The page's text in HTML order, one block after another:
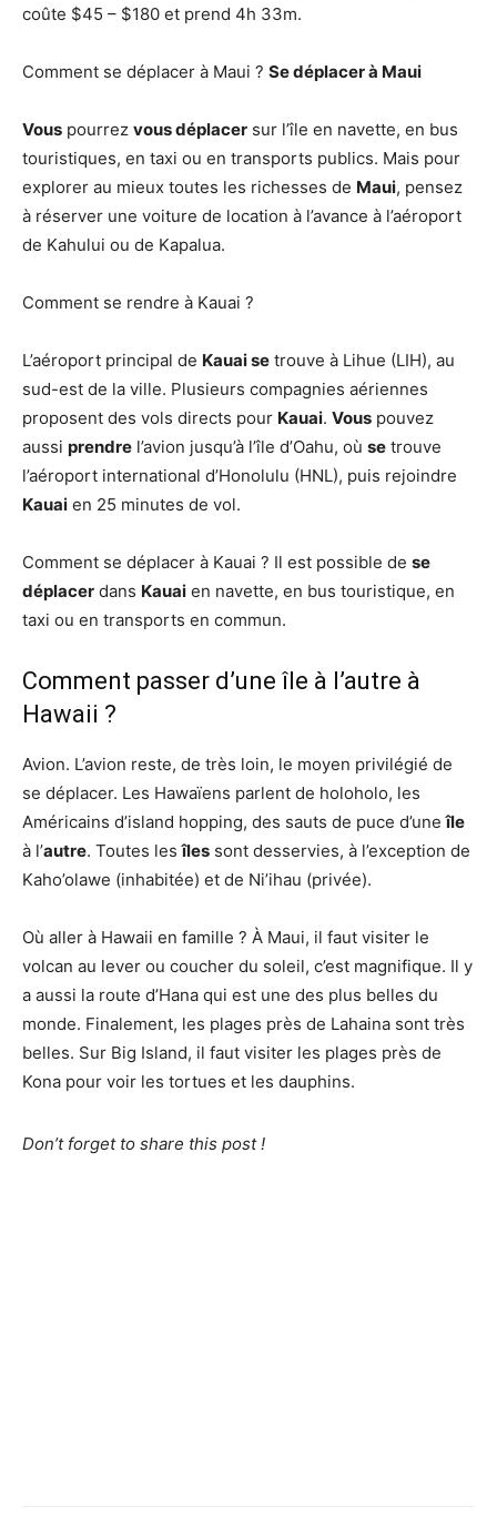
coûte $45 – $180 et prend 4h 33m.
Comment se déplacer à Maui ? Se déplacer à Maui
Vous pourrez vous déplacer sur l’île en navette, en bus
touristiques, en taxi ou en transports publics. Mais pour
explorer au mieux toutes les richesses de Maui, pensez
à réserver une voiture de location à l’avance à l’aéroport
de Kahului ou de Kapalua.
Comment se rendre à Kauai ?
L’aéroport principal de Kauai se trouve à Lihue (LIH), au
sud-est de la ville. Plusieurs compagnies aériennes
proposent des vols directs pour Kauai. Vous pouvez
aussi prendre l’avion jusqu’à l’île d’Oahu, où se trouve
l’aéroport international d’Honolulu (HNL), puis rejoindre
Kauai en 25 minutes de vol.
Comment se déplacer à Kauai ? Il est possible de se
déplacer dans Kauai en navette, en bus touristique, en
taxi ou en transports en commun.
Comment passer d’une île à l’autre à
Hawaii ?
Avion. L’avion reste, de très loin, le moyen privilégié de
se déplacer. Les Hawaïens parlent de holoholo, les
Américains d’island hopping, des sauts de puce d’uneîle
à l’autre. Toutes lesîles sont desservies, à l’exception de
Kaho’olawe (inhabitée) et de Ni’ihau (privée).
Où aller à Hawaii en famille ? À Maui, il faut visiter le
volcan au lever ou coucher du soleil, c’est magnifique. Il y
a aussi la route d’Hana qui est une des plus belles du
monde. Finalement, les plages près de Lahaina sont très
belles. Sur Big Island, il faut visiter les plages près de
Kona pour voir les tortues et les dauphins.
Don’t forget to share this post !